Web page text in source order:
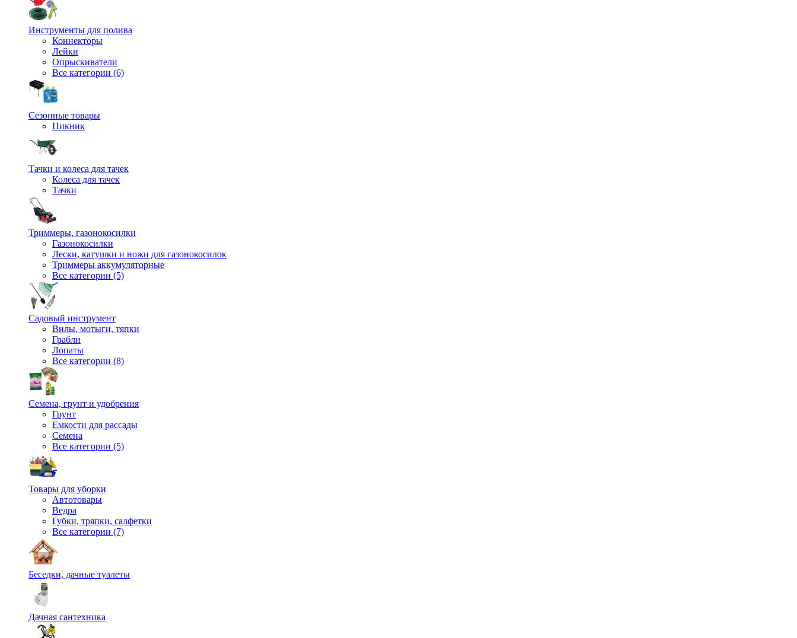
Инструменты для полива
Коннекторы
Лейки
Опрыскиватели
Все категории (6)
Сезонные товары
Пикник
Тачки и колеса для тачек
Колеса для тачек
Тачки
Триммеры, газонокосилки
Газонокосилки
Лески, катушки и ножи для газонокосилок
Триммеры аккумуляторные
Все категории (5)
Садовый инструмент
Вилы, мотыги, тяпки
Грабли
Лопаты
Все категории (8)
Семена, грунт и удобрения
Грунт
Емкости для рассады
Семена
Все категории (5)
Товары для уборки
Автотовары
Ведра
Губки, тряпки, салфетки
Все категории (7)
Беседки, дачные туалеты
Дачная сантехника